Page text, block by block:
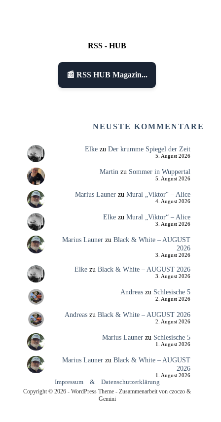
RSS - HUB
📰 RSS HUB Magazin...
NEUSTE KOMMENTARE
Elkezu Der krumme Spiegel der Zeit
5. August 2026
Martin zu Sommer in Wuppertal
5. August 2026
Marius Launerzu Mural „Viktor“ – Alice
4. August 2026
Elkezu Mural „Viktor“ – Alice
3. August 2026
Marius Launerzu Black & White – AUGUST
2026
3. August 2026
Elkezu Black & White – AUGUST 2026
3. August 2026
Andreaszu Schlesische 5
2. August 2026
Andreaszu Black & White – AUGUST 2026
2. August 2026
Marius Launerzu Schlesische 5
1. August 2026
Marius Launerzu Black & White – AUGUST
2026
1. August 2026
Impressum & Datenschutzerklärung
Copyright © 2026 - WordPress Theme - Zusammenarbeit von czoczo &
Gemini